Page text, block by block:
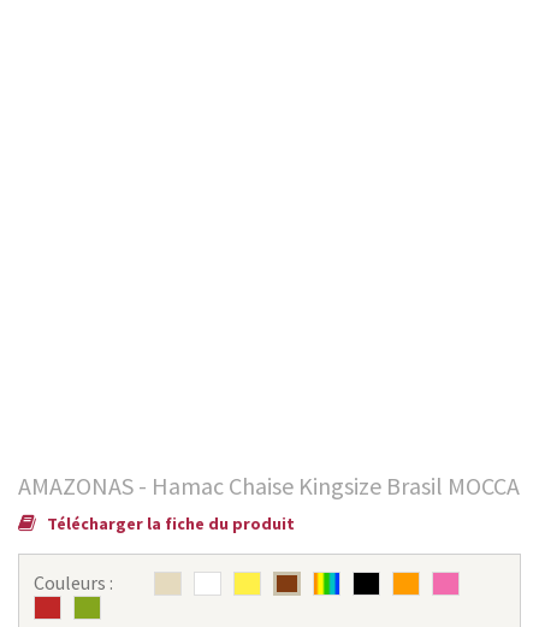
AMAZONAS - Hamac Chaise Kingsize Brasil MOCCA
Télécharger la fiche du produit
Couleurs :